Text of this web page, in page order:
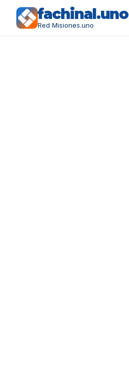
fachinal.uno
Red Misiones.uno